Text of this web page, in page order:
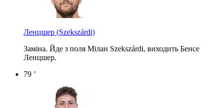
Ленцшер (Szekszárdi)
Заміна. Йде з поля Мілан Szekszárdi, виходить Бенсе
Ленцшер.
79 ’